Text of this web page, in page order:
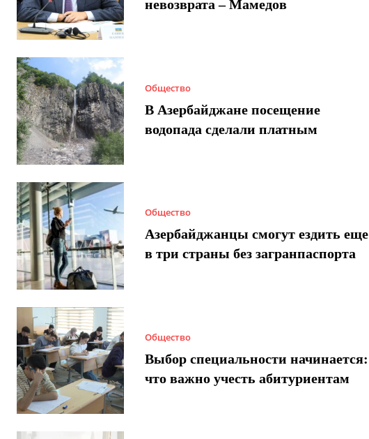
невозврата – Мамедов
Общество
В Азербайджане посещение
водопада сделали платным
Общество
Азербайджанцы смогут ездить еще
в три страны без загранпаспорта
Общество
Выбор специальности начинается:
что важно учесть абитуриентам